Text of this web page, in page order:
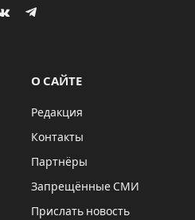
VKontakteTelegram
О САЙТЕ
Редакция
Контакты
Партнёры
Запрещённые СМИ
Прислать новость